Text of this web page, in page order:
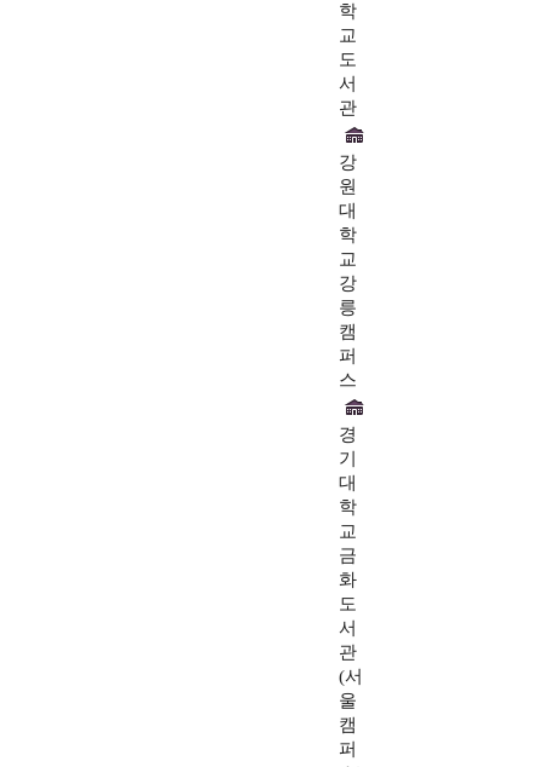
학
교
도
서
관
강
원
대
학
교
강
릉
캠
퍼
스
경
기
대
학
교
금
화
도
서
관
(서
울
캠
퍼